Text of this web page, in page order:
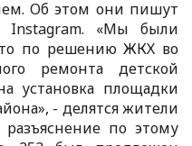
Об этом они пишут
Instagram. «Мы были
по решению ЖКХ во
ремонта детской
установка площадки
- делятся жители
по этому